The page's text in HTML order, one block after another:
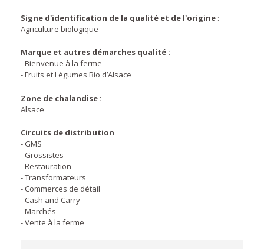
Signe d'identification de la qualité et de l'origine :
Agriculture biologique
Marque et autres démarches qualité :
- Bienvenue à la ferme
- Fruits et Légumes Bio d’Alsace
Zone de chalandise :
Alsace
Circuits de distribution
- GMS
- Grossistes
- Restauration
- Transformateurs
- Commerces de détail
- Cash and Carry
- Marchés
- Vente à la ferme